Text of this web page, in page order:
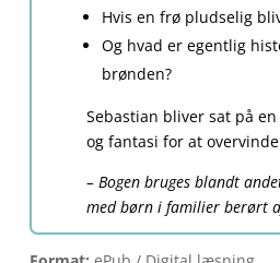
Hvis en frø pludselig
Og hvad er egentlig
brønden?
Sebastian bliver sat på
og fantasi for at
– Bogen bruges blandt
med børn i familier berørt